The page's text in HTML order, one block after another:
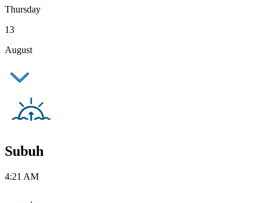
Thursday
13
August
Subuh
4:21 AM